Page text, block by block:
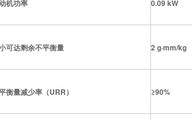
机功率 0.09 kW
可达剩余不平衡量 2 g·mm/kg
衡量减少率（URR） ≥90%